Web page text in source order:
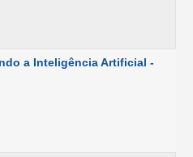
a Inteligência Artificial -